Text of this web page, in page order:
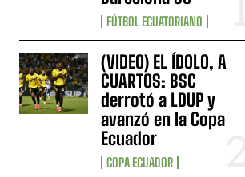
FÚTBOL ECUATORIANO
(VIDEO) EL ÍDOLO, A
CUARTOS: BSC
derrotó a LDUP y
avanzó en la Copa
Ecuador
COPA ECUADOR